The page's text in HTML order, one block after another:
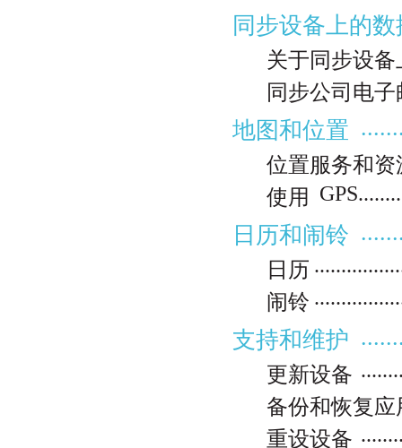
同步设备上的数
关于同步设
同步公司电
地图和位置
位置服务和资
使用
日历和闹铃
日历
闹铃
支持和维护
更新设备
备份和恢复应
重设设备